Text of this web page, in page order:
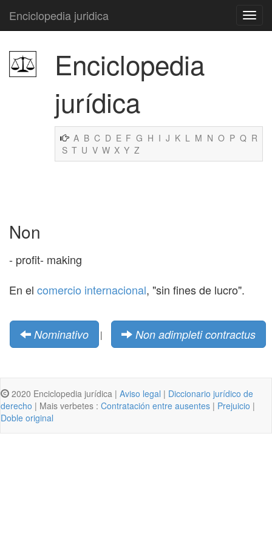
Enciclopedia juridica
Enciclopedia
jurídica
A B C D E F G H I J K L M N O P Q R
S T U V W X Y Z
Non
- profit- making
En el comercio internacional, "sin fines de lucro".
Nominativo | Non adimpleti contractus
2020 Enciclopedia jurídica | Aviso legal | Diccionario jurídico de
derecho | Mais verbetes : Contratación entre ausentes | Prejuicio |
Doble original